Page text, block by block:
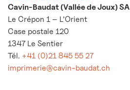
Cavin-Baudat (Vallée de Joux) SA
Le Crépon 1 – L’Orient
Case postale 120
1347 Le Sentier
Tél. +41 (0)21 845 55 27
imprimerie@cavin-baudat.ch